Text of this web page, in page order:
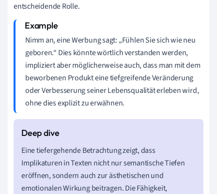
entscheidende Rolle.
Nimm an, eine Werbung sagt: „Fühlen Sie sich wie neu
geboren.“ Dies könnte wörtlich verstanden werden,
impliziert aber möglicherweise auch, dass man mit dem
beworbenen Produkt eine tiefgreifende Veränderung
oder Verbesserung seiner Lebensqualität erleben wird,
ohne dies explizit zu erwähnen.
Eine tiefergehende Betrachtung zeigt, dass
Implikaturen in Texten nicht nur semantische Tiefen
eröffnen, sondern auch zur ästhetischen und
emotionalen Wirkung beitragen. Die Fähigkeit,